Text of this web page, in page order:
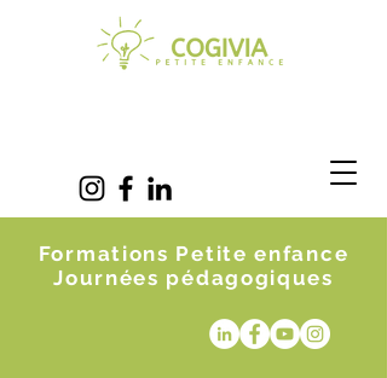
Formations Petite enfance
Journées pédagogiques